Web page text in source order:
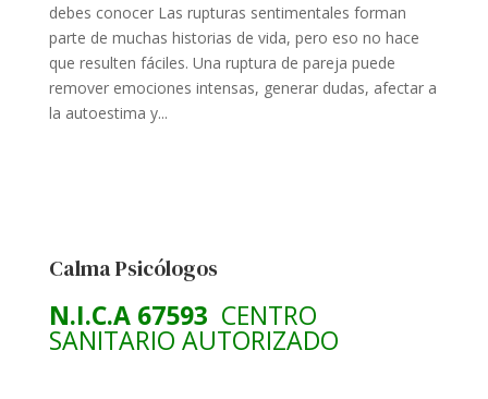
debes conocer Las rupturas sentimentales forman
parte de muchas historias de vida, pero eso no hace
que resulten fáciles. Una ruptura de pareja puede
remover emociones intensas, generar dudas, afectar a
la autoestima y...
Calma Psicólogos
N.I.C.A 67593 CENTRO
SANITARIO AUTORIZADO